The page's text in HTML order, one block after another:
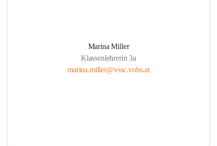
Marina Miller
Klassenlehrerin 3a
marina.miller@vssc.vobs.at